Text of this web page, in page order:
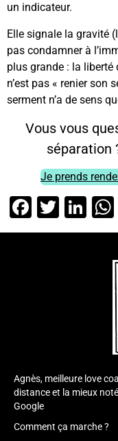
un indicateur.
Elle signale la gravité
pas condamner à
plus grande : la liberté
n’est pas « renier son
serment n’a de sens
Vous vous
séparation
Je prends
Agnès, meilleure love
distance et la mieux
Google
Comment ça marche ?